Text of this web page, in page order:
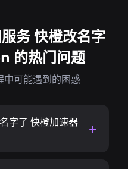
务 快橙改名字
的热门问题
可能遇到的困惑
字了 快橙加速器